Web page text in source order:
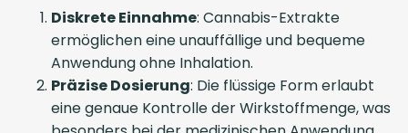
Diskrete Einnahme: Cannabis-Extrakte
ermöglichen eine unauffällige und bequeme
Anwendung ohne Inhalation.
Präzise Dosierung: Die flüssige Form erlaubt
eine genaue Kontrolle der Wirkstoffmenge, was